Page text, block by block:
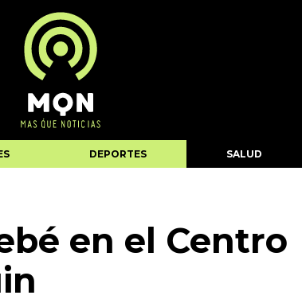
DEPORTES SALUD
en el Centro